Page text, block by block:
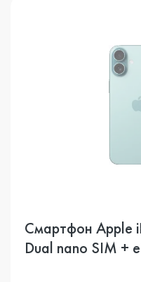
Смартфон Apple
Dual nano SIM +